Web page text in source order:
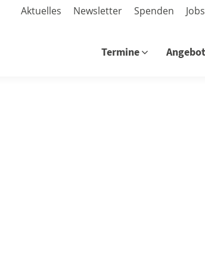
Aktuelles Newsletter Spenden
Termine Angebot